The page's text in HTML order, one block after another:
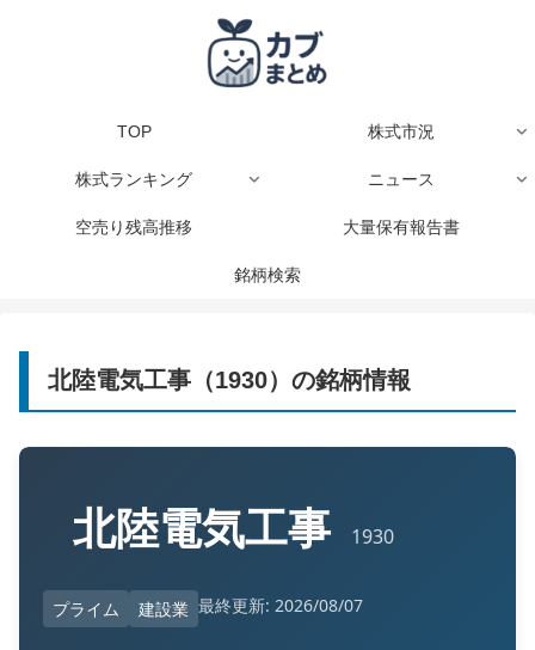
TOP 株式市況
株式ランキング ニュース
空売り残高推移 大量保有報告書
銘柄検索
北陸電気工事（1930）の銘柄情報
北陸電気工事 1930
プライム 建設業 最終更新: 2026/08/07